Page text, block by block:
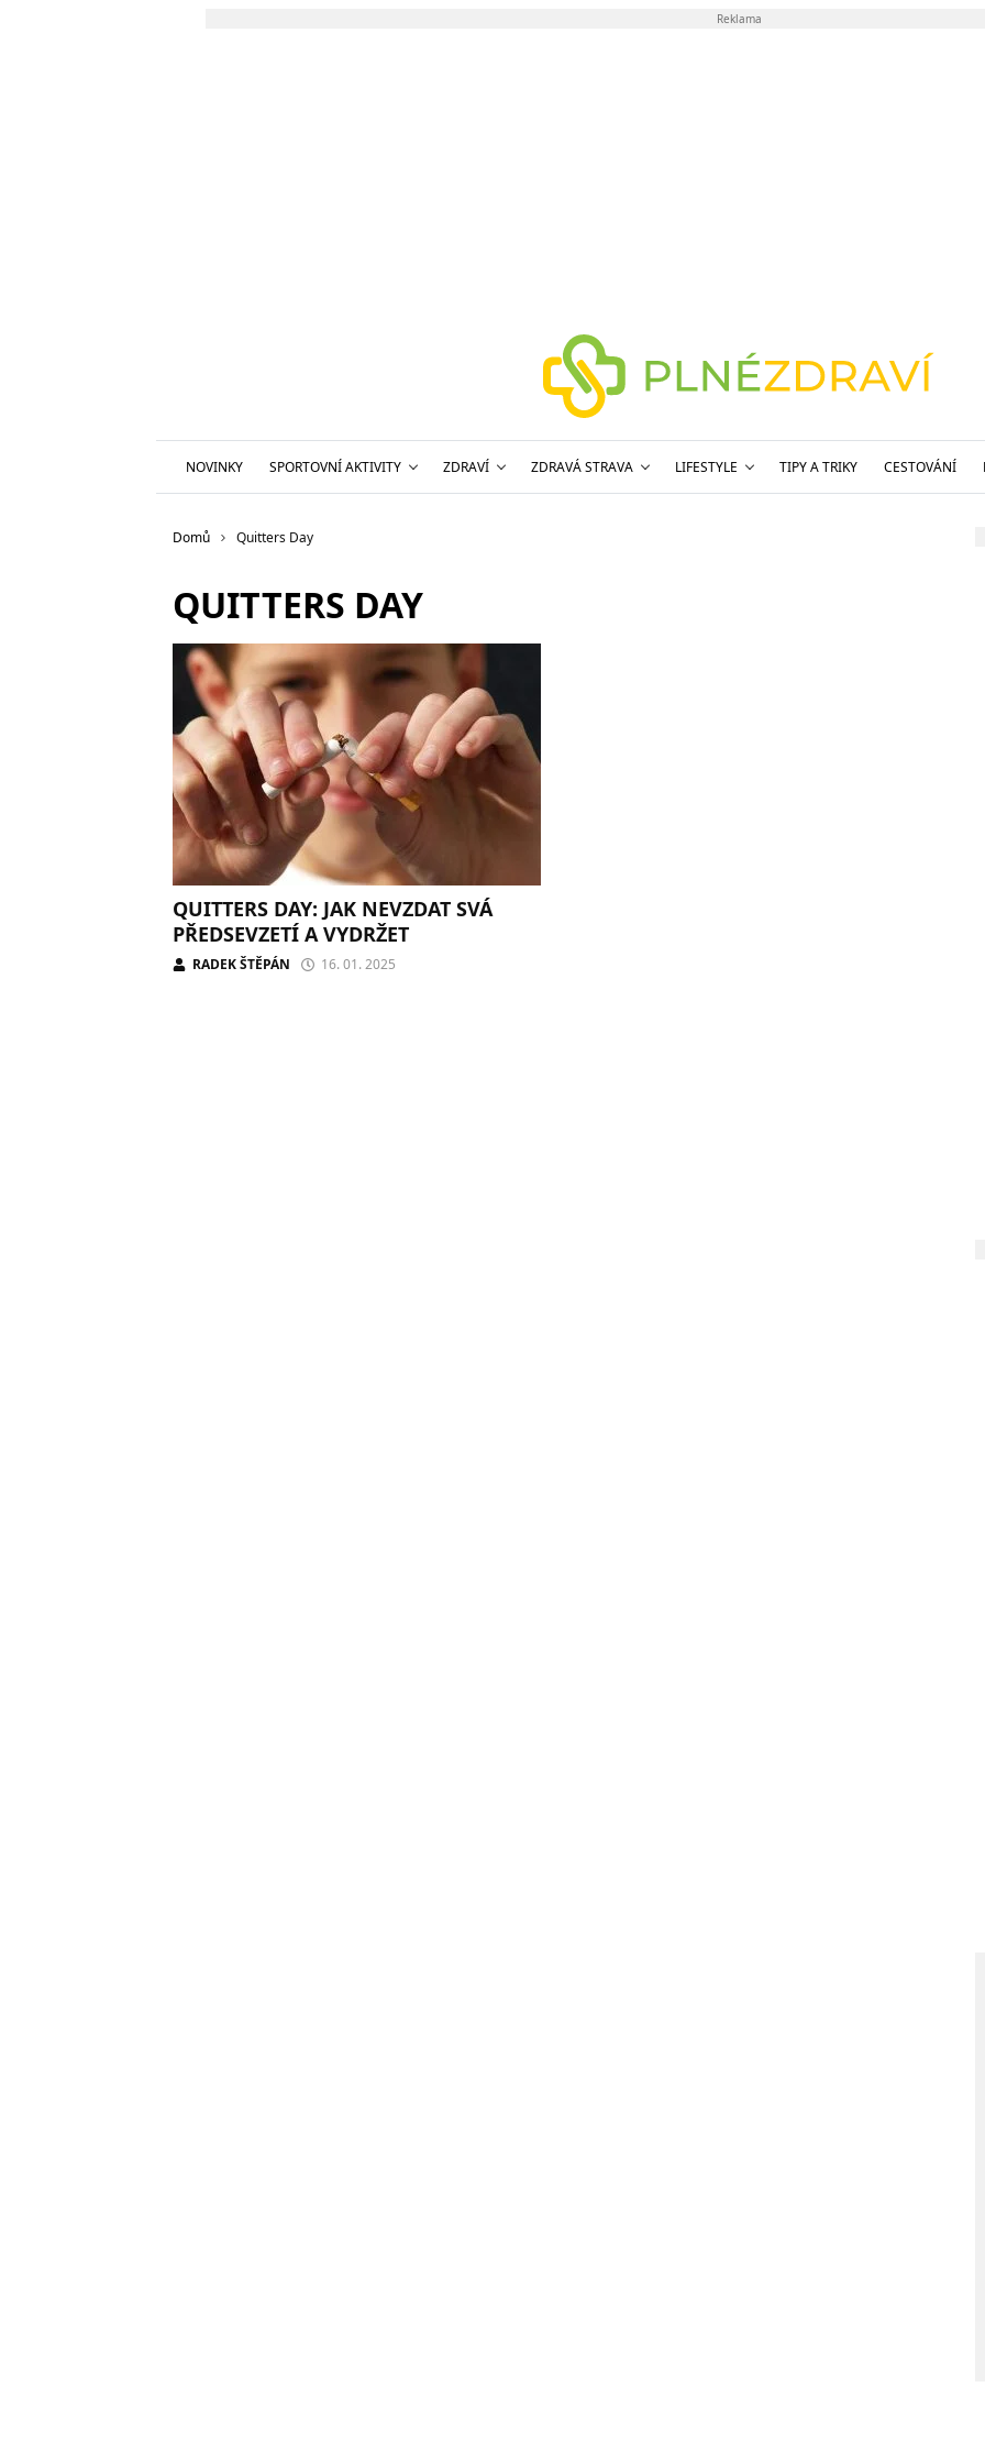
Reklama
NOVINKY SPORTOVNÍ AKTIVITY ZDRAVÍ ZDRAVÁ STRAVA LIFESTYLE TIPY A TRIKY CESTOVÁNÍ
Domů Quitters Day
QUITTERS DAY
QUITTERS DAY: JAK NEVZDAT SVÁ
PŘEDSEVZETÍ A VYDRŽET
RADEK ŠTĚPÁN 16. 01. 2025